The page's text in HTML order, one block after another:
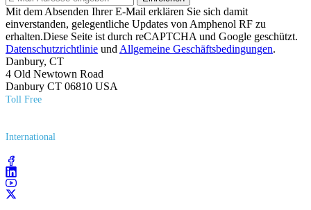
Mit dem Absenden Ihrer E-Mail erklären Sie sich damit
einverstanden, gelegentliche Updates von Amphenol RF zu
erhalten.Diese Seite ist durch reCAPTCHA und Google geschützt.
Datenschutzrichtlinie und Allgemeine Geschäftsbedingungen.
Danbury, CT
4 Old Newtown Road
Danbury CT 06810 USA
Toll Free
International